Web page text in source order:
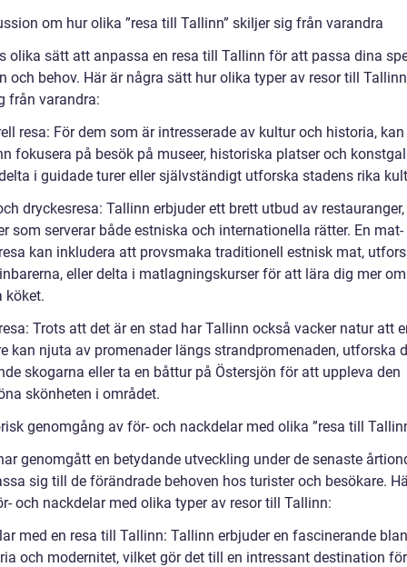
om hur olika ”resa till Tallinn” skiljer sig från varandra
olika sätt att anpassa en resa till Tallinn för att passa dina
och behov. Här är några sätt hur olika typer av resor till
från varandra:
resa: För dem som är intresserade av kultur och historia, kan
fokusera på besök på museer, historiska platser och
i guidade turer eller självständigt utforska stadens rika
dryckesresa: Tallinn erbjuder ett brett utbud av
som serverar både estniska och internationella rätter. En mat-
kan inkludera att provsmaka traditionell estnisk mat,
eller delta i matlagningskurser för att lära dig mer
köket.
Trots att det är en stad har Tallinn också vacker natur att
kan njuta av promenader längs strandpromenaden, utforska
skogarna eller ta en båttur på Östersjön för att uppleva den
skönheten i området.
genomgång av för- och nackdelar med olika ”resa till
genomgått en betydande utveckling under de senaste
sig till de förändrade behoven hos turister och besökare.
och nackdelar med olika typer av resor till Tallinn:
med en resa till Tallinn: Tallinn erbjuder en fascinerande
och modernitet, vilket gör det till en intressant destination